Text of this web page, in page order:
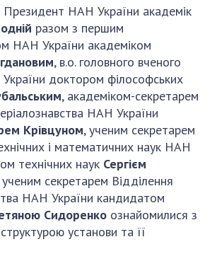
СПІВРОБІТНИЦТВО
організаціях
та конкурси
НАН України
НАН України
НАН України
НАН УКРАЇНИ
Президент НАН України академік
разом з першим
НАН України академіком
, в.о. головного вченого
доктором філософських
, академіком-секретарем
НАН України
Крівцуном, ученим секретарем
і математичних наук НАН
технічних наук Сергієм
секретарем Відділення
НАН України кандидатом
Сидоренко ознайомилися з
установи та її